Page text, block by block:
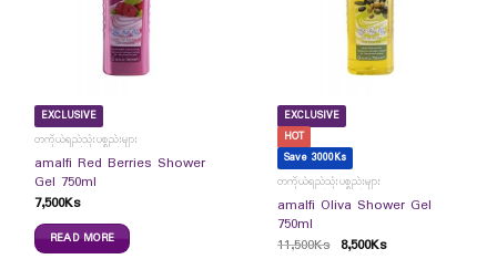
EXCLUSIVE
တကိုယ်ရည်သုံးပစ္စည်းများ
amalfi Red Berries Shower
Gel 750ml
7,500Ks
READ MORE
EXCLUSIVE
HOT
Save 3000Ks
တကိုယ်ရည်သုံးပစ္စည်းများ
amalfi Oliva Shower Gel
750ml
11,500Ks 8,500Ks